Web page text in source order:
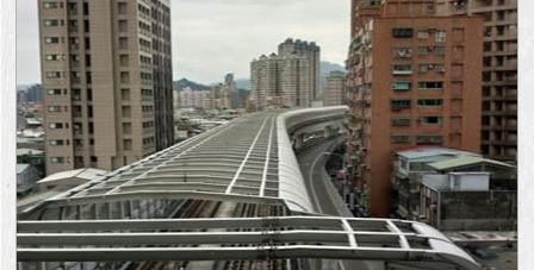
聞
雙
語
詞
彙
台